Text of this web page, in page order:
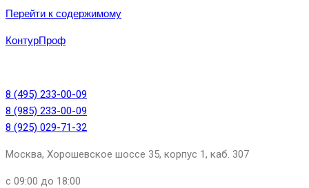
Перейти к содержимому
КонтурПроф
8 (495) 233-00-09
8 (985) 233-00-09
8 (925) 029-71-32
Москва, Хорошевское шоссе 35, корпус 1, каб. 307
с 09:00 до 18:00